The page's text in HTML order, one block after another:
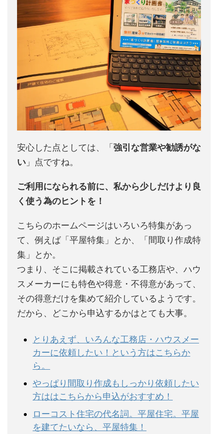
安心した点としては、「 強引な営業や勧誘がな
い 」点ですね。
ご利用になられる前に、私から少しだけより良
く使う為のヒントを！
こちらのホームページはいろいろ特集があっ
て、例えば「平屋特集」とか、「間取り作成特
集」とか。
つまり、そこに掲載されている工務店や、ハウ
スメーカーにも特色や得意・不得意があって、
その得意だけを集めて紹介しているようです。
だから、どこから申込するかはとても大事。
とりあえず、いろんな工務店・ハウスメー
カーに依頼したい！という方はこちらか
ら。
やっぱり間取り作成もしっかり依頼したい
方ははこちらから申込がおすすめ！
ローコスト住宅の代名詞。平屋住宅。平屋
を建てたいなら、平屋特集！